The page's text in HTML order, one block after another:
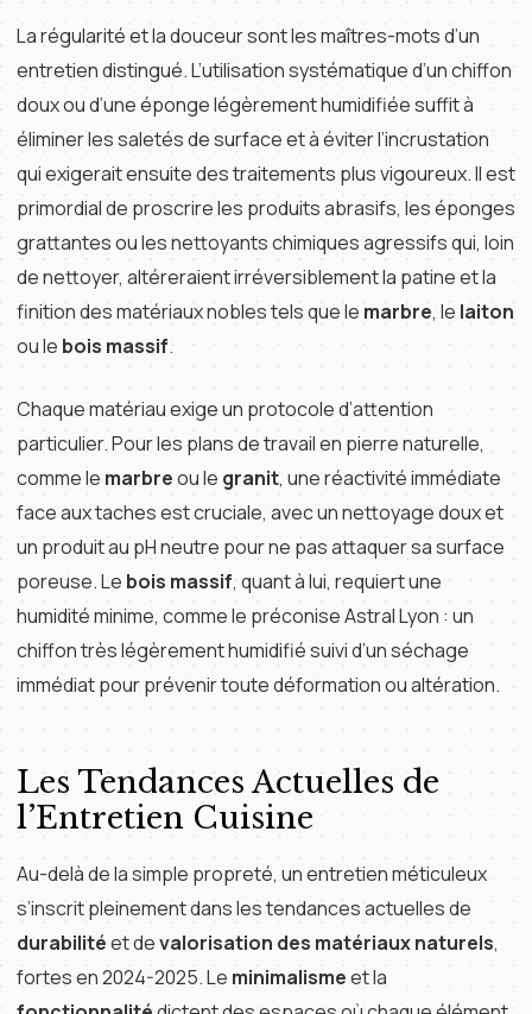
La régularité et la douceur sont les maîtres-mots d’un
entretien distingué. L’utilisation systématique d’un chiffon
doux ou d’une éponge légèrement humidifiée suffit à
éliminer les saletés de surface et à éviter l’incrustation
qui exigerait ensuite des traitements plus vigoureux. Il est
primordial de proscrire les produits abrasifs, les éponges
grattantes ou les nettoyants chimiques agressifs qui, loin
de nettoyer, altéreraient irréversiblement la patine et la
finition des matériaux nobles tels que le marbre, le laiton
ou le bois massif.
Chaque matériau exige un protocole d’attention
particulier. Pour les plans de travail en pierre naturelle,
comme le marbreou le granit, une réactivité immédiate
face aux taches est cruciale, avec un nettoyage doux et
un produit au pH neutre pour ne pas attaquer sa surface
poreuse. Le bois massif, quant à lui, requiert une
humidité minime, comme le préconise Astral Lyon : un
chiffon très légèrement humidifié suivi d’un séchage
immédiat pour prévenir toute déformation ou altération.
Les Tendances Actuelles de
l’Entretien Cuisine
Au-delà de la simple propreté, un entretien méticuleux
s’inscrit pleinement dans les tendances actuelles de
durabilitéet devalorisation des matériaux naturels,
fortes en 2024-2025. Le minimalismeet la